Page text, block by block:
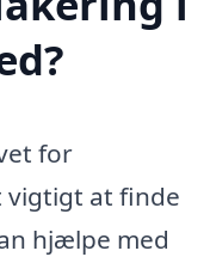
for
vigtigt at finde
hjælpe med